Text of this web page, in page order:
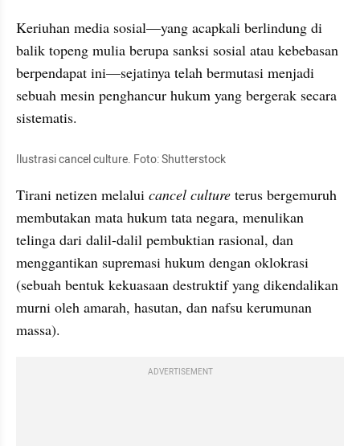
Keriuhan media sosial—yang acapkali berlindung di
balik topeng mulia berupa sanksi sosial atau kebebasan
berpendapat ini—sejatinya telah bermutasi menjadi
sebuah mesin penghancur hukum yang bergerak secara
sistematis.
Ilustrasi cancel culture. Foto: Shutterstock
Tirani netizen melalui cancel culture terus bergemuruh
membutakan mata hukum tata negara, menulikan
telinga dari dalil-dalil pembuktian rasional, dan
menggantikan supremasi hukum dengan oklokrasi
(sebuah bentuk kekuasaan destruktif yang dikendalikan
murni oleh amarah, hasutan, dan nafsu kerumunan
massa).
ADVERTISEMENT